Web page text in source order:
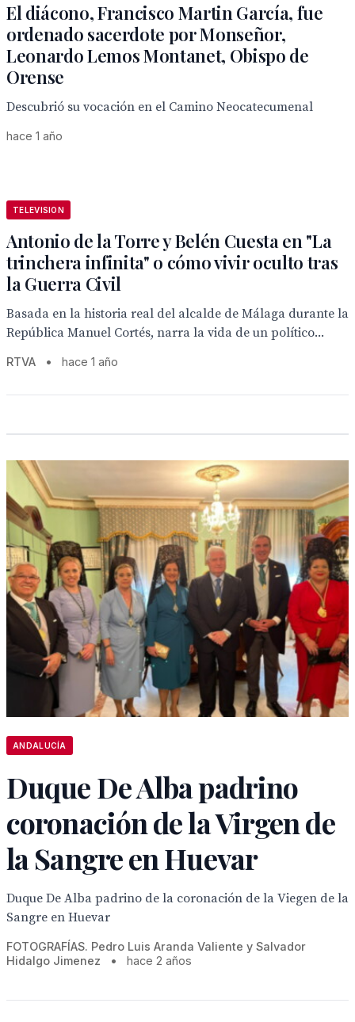
El diácono, Francisco Martin García, fue
ordenado sacerdote por Monseñor,
Leonardo Lemos Montanet, Obispo de
Orense
Descubrió su vocación en el Camino Neocatecumenal
hace 1 año
TELEVISION
Antonio de la Torre y Belén Cuesta en "La
trinchera infinita" o cómo vivir oculto tras
la Guerra Civil
Basada en la historia real del alcalde de Málaga durante la
República Manuel Cortés, narra la vida de un político...
RTVA • hace 1 año
ANDALUCÍA
Duque De Alba padrino
coronación de la Virgen de
la Sangre en Huevar
Duque De Alba padrino de la coronación de la Viegen de la
Sangre en Huevar
FOTOGRAFÍAS. Pedro Luis Aranda Valiente y Salvador
Hidalgo Jimenez
• hace 2 años